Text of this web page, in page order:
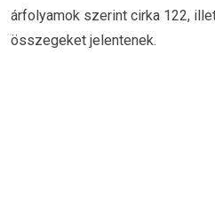
árfolyamok szerint cirka 122,
összegeket jelentenek.